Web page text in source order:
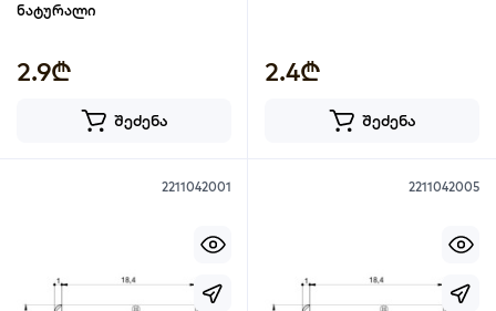
ნატურალი
2.9₾
შეძენა
2.4₾
შეძენა
2211042001 2211042005